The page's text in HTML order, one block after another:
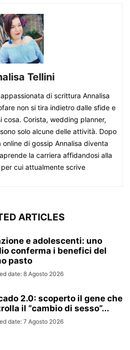
Tellini
di scrittura Annalisa
non si tira indietro dalle sfide e
cosa. Corista, wedding planner,
solo alcune delle attività. Dopo
online di gossip Annalisa diventa
la carriera affidandosi alla
cui attualmente scrive
ARTICLES
e adolescenti: uno
conferma i benefici del
pasto
date: 8 Agosto 2026
2.0: scoperto il gene che
il “cambio di sesso”...
date: 7 Agosto 2026